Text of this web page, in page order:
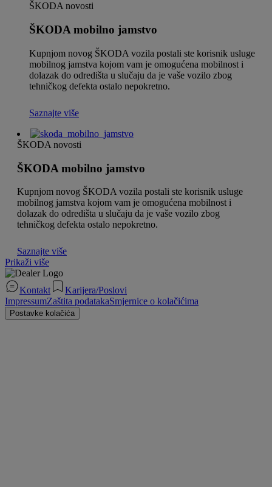
ŠKODA novosti
ŠKODA mobilno jamstvo
Kupnjom novog ŠKODA vozila postali ste korisnik usluge
mobilnog jamstva kojom vam je omogućena mobilnost i
dolazak do odredišta u slučaju da je vaše vozilo zbog
tehničkog defekta ostalo nepokretno.
Saznajte više
ŠKODA novosti
ŠKODA mobilno jamstvo
Kupnjom novog ŠKODA vozila postali ste korisnik usluge
mobilnog jamstva kojom vam je omogućena mobilnost i
dolazak do odredišta u slučaju da je vaše vozilo zbog
tehničkog defekta ostalo nepokretno.
Saznajte više
Prikaži više
Kontakt
Karijera/Poslovi
ImpressumZaštita podatakaSmjernice o kolačićima
Postavke kolačića